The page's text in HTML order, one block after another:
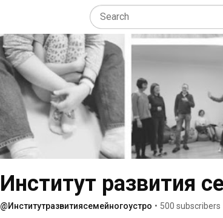
Институт развития
@Институтразвитиясемейногоустро • 500 subscribers